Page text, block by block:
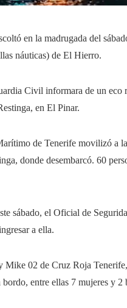
en la madrugada del
náuticas) de El Hierro.
Civil informara de un eco
en El Pinar.
de Tenerife movilizó a
donde desembarcó. 60
sábado, el Oficial de
a ella.
02 de Cruz Roja
entre ellas 7 mujeres y